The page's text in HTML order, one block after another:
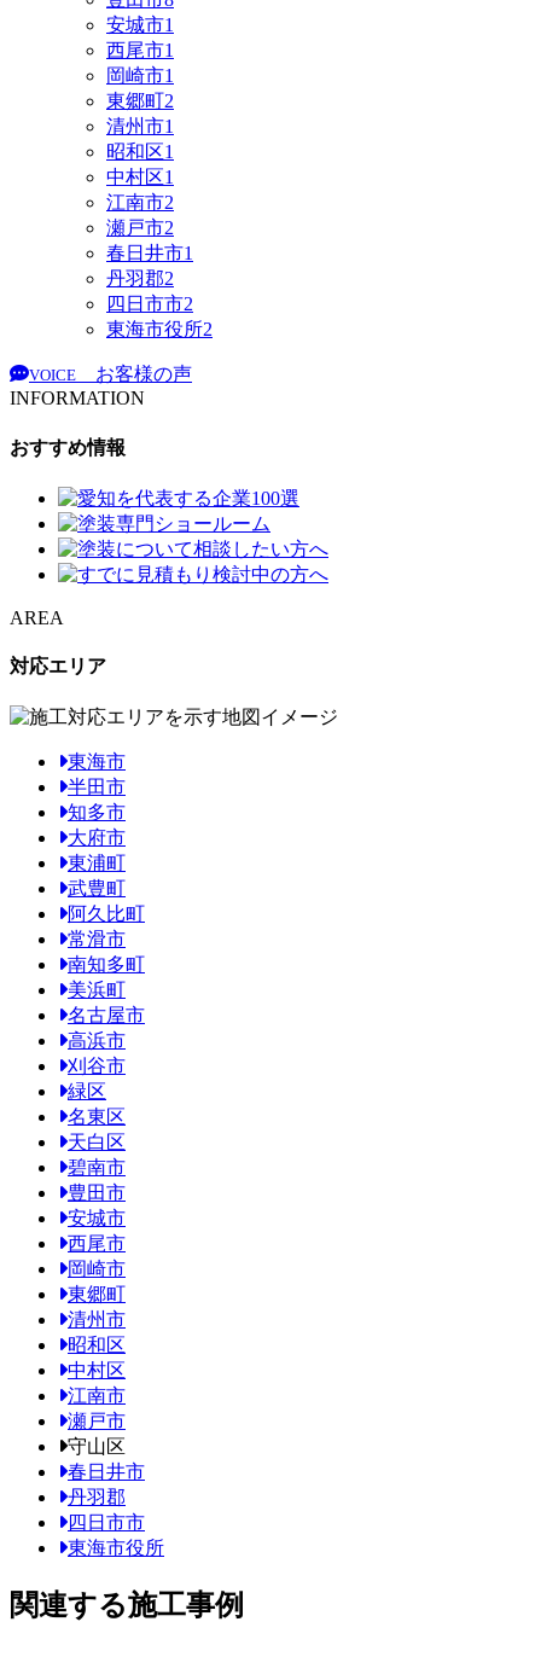
安城市1
西尾市1
岡崎市1
東郷町2
清州市1
昭和区1
中村区1
江南市2
瀬戸市2
春日井市1
丹羽郡2
四日市市2
東海市役所2
VOICE
お客様の声
INFORMATION
おすすめ情報
AREA
対応エリア
東海市
半田市
知多市
大府市
東浦町
武豊町
阿久比町
常滑市
南知多町
美浜町
名古屋市
高浜市
刈谷市
緑区
名東区
天白区
碧南市
豊田市
安城市
西尾市
岡崎市
東郷町
清州市
昭和区
中村区
江南市
瀬戸市
守山区
春日井市
丹羽郡
四日市市
東海市役所
関連する施工事例